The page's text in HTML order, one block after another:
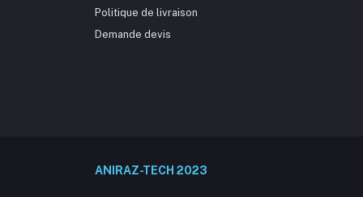
Politique de livraison
Demande devis
ANIRAZ-TECH 2023